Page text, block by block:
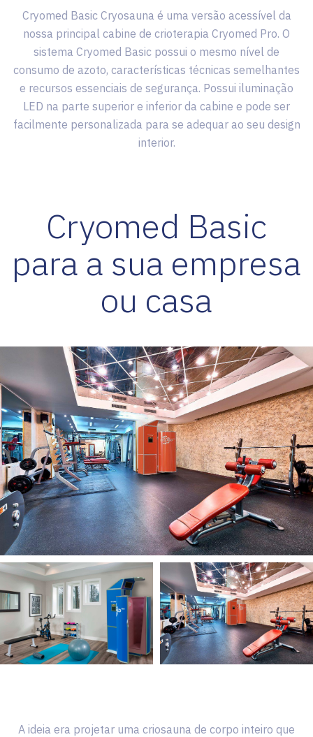
Cryomed Basic Cryosauna é uma versão acessível da
nossa principal cabine de crioterapia Cryomed Pro. O
sistema Cryomed Basic possui o mesmo nível de
consumo de azoto, características técnicas semelhantes
e recursos essenciais de segurança. Possui iluminação
LED na parte superior e inferior da cabine e pode ser
facilmente personalizada para se adequar ao seu design
interior.
Cryomed Basic
para a sua empresa
ou casa
A ideia era projetar uma criosauna de corpo inteiro que